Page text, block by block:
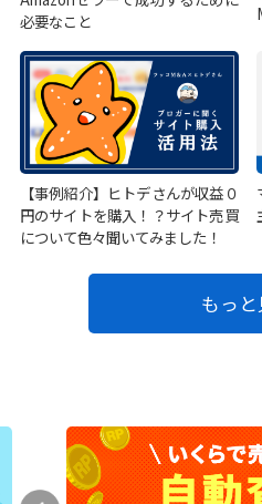
必要なこと
【事例紹介】ヒトデさんが収益０
円のサイトを購入！？サイト売買
について色々聞いてみました！
もっと